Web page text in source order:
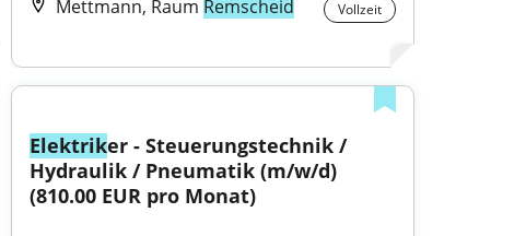
Mettmann, Raum Remscheid Vollzeit
Elektriker - Steuerungstechnik /
Hydraulik / Pneumatik (m/w/d)
(810.00 EUR pro Monat)